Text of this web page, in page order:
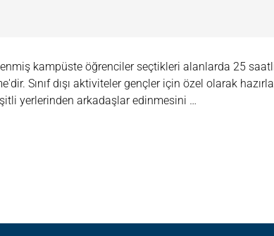
kampüste öğrenciler seçtikleri alanlarda 25
Sınıf dışı aktiviteler gençler için özel olarak
yerlerinden arkadaşlar edinmesini …